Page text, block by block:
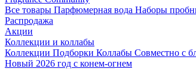
Все товары Парфюмерная вода Наборы
Распродажа
Акции
Коллекции и коллабы
Коллекции Подборки Коллабы Совместно с
Новый 2026 год с конем-огнем